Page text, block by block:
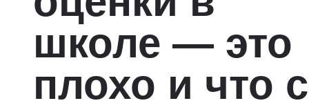
школе — это
плохо и что с